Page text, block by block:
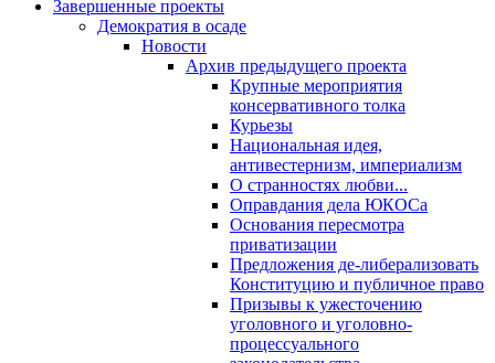
Завершенные проекты
Демократия в осаде
Новости
Архив предыдущего проекта
Крупные мероприятия
консервативного толка
Курьезы
Национальная идея,
антивестернизм, империализм
О странностях любви...
Оправдания дела ЮКОСа
Основания пересмотра
приватизации
Предложения де-либерализовать
Конституцию и публичное право
Призывы к ужесточению
уголовного и уголовно-
процессуального